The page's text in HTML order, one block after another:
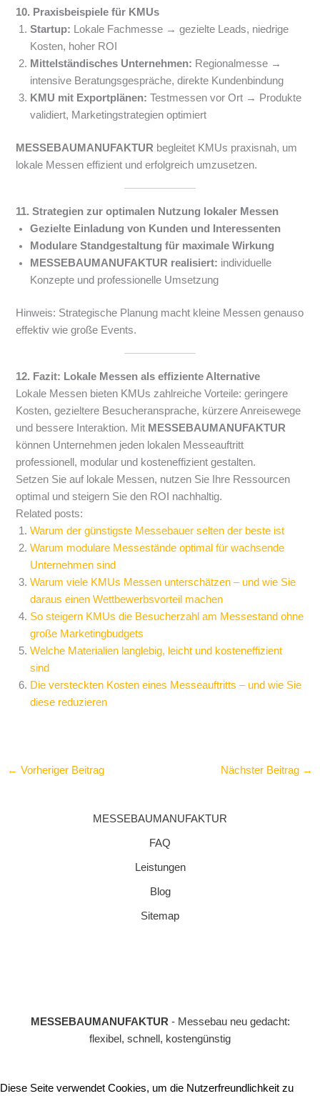
10. Praxisbeispiele für KMUs
Startup: Lokale Fachmesse → gezielte Leads, niedrige
Kosten, hoher ROI
Mittelständisches Unternehmen: Regionalmesse →
intensive Beratungsgespräche, direkte Kundenbindung
KMU mit Exportplänen: Testmessen vor Ort → Produkte
validiert, Marketingstrategien optimiert
MESSEBAUMANUFAKTUR begleitet KMUs praxisnah, um
lokale Messen effizient und erfolgreich umzusetzen.
11. Strategien zur optimalen Nutzung lokaler Messen
Gezielte Einladung von Kunden und Interessenten
Modulare Standgestaltung für maximale Wirkung
MESSEBAUMANUFAKTUR realisiert: individuelle
Konzepte und professionelle Umsetzung
Hinweis: Strategische Planung macht kleine Messen genauso
effektiv wie große Events.
12. Fazit: Lokale Messen als effiziente Alternative
Lokale Messen bieten KMUs zahlreiche Vorteile: geringere
Kosten, gezieltere Besucheransprache, kürzere Anreisewege
und bessere Interaktion. Mit MESSEBAUMANUFAKTUR
können Unternehmen jeden lokalen Messeauftritt
professionell, modular und kosteneffizient gestalten.
Setzen Sie auf lokale Messen, nutzen Sie Ihre Ressourcen
optimal und steigern Sie den ROI nachhaltig.
Related posts:
Warum der günstigste Messebauer selten der beste ist
Warum modulare Messestände optimal für wachsende
Unternehmen sind
Warum viele KMUs Messen unterschätzen – und wie Sie
daraus einen Wettbewerbsvorteil machen
So steigern KMUs die Besucherzahl am Messestand ohne
große Marketingbudgets
Welche Materialien langlebig, leicht und kosteneffizient
sind
Die versteckten Kosten eines Messeauftritts – und wie Sie
diese reduzieren
← Vorheriger Beitrag Nächster Beitrag →
MESSEBAUMANUFAKTUR
FAQ
Leistungen
Blog
Sitemap
MESSEBAUMANUFAKTUR - Messebau neu gedacht:
flexibel, schnell, kostengünstig
Diese Seite verwendet Cookies, um die Nutzerfreundlichkeit zu